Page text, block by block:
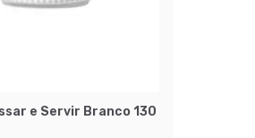
e Servir Branco 130